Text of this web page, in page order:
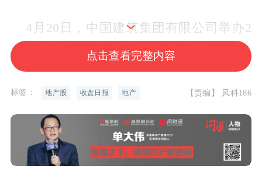
4月20日，中国建筑集团有限公司举办2
025年年度业绩说明会，中建集团董事长
郑学选，副总裁、财务总监、总法律顾问
副总裁、财务总监黄杰表示，2025年公
司抢抓化债政策机遇，地方政府债权台账
点击查看完整内容
标签： 地产股 收盘日报 地产 【责编】 风科186